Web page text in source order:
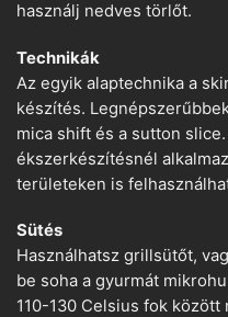
használj nedves törlőt.
Technikák
Az egyik alaptechnika a
készítés.
mica shift és a sutton
ékszerkészítésnél
területeken is
Sütés
Használhatsz grillsütőt,
be soha a gyurmát
110-130 Celsius fok